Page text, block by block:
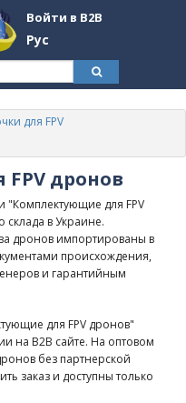
Войти в B2B
Рус
для FPV
дронов
"Комплектующие для FPV
в Украине.
дронов импортированы в
происхождения,
и гарантийным
для FPV дронов"
на B2B сайте. На оптовом
без партнерской
заказ и доступны только